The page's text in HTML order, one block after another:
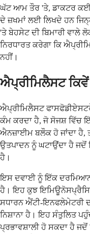
ਘੱਟ ਆਮ ਤੌਰ 'ਤੇ, ਡਾਕਟਰ ਕਈ
ਦੇ ਜ਼ਖਮਾਂ ਲਈ ਲਿਖਦੇ ਹਨ
'ਤੇ ਬੇਹਸੇਟ ਦੀ ਬਿਮਾਰੀ ਵਾਲੇ
ਨਿਰਧਾਰਤ ਕਰੇਗਾ ਕਿ
ਨਹੀਂ।
ਐਪ੍ਰੀਮਿਲੈਸਟ
ਐਪ੍ਰੀਮਿਲੈਸਟ
ਕੰਮ ਕਰਦਾ ਹੈ, ਜੋ ਸੋਜਸ਼ ਵਿੱਚ
ਐਨਜ਼ਾਈਮ ਬਲੌਕ ਹੋ ਜਾਂਦਾ ਹੈ,
ਉਤਪਾਦਨ ਨੂੰ ਘਟਾਉਂਦਾ ਹੈ ਜਦੋਂ
ਹੈ।
ਇਸ ਦਵਾਈ ਨੂੰ ਇੱਕ
ਹੈ। ਇਹ ਕੁਝ
ਸਧਾਰਨ ਐਂਟੀ-ਇਨਫਲੇਮੇਟਰੀ
ਨਿਸ਼ਾਨਾ ਹੈ। ਇਹ ਸੰਤੁਲਿਤ
ਪ੍ਰਭਾਵਸ਼ਾਲੀ ਹੋ ਸਕਦਾ ਹੈ